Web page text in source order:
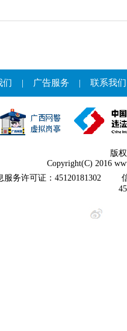
们 | 广告服务 | 联系我们
版
Copyright(C) 2016
务许可证：45120181302